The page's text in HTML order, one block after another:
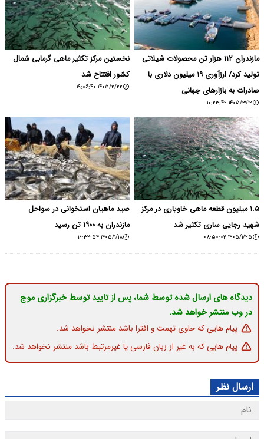
مازندران ۱۱۲ هزار تن محصولات شیلاتی
تولید کرد/ ارزآوری ۱۹ میلیون دلاری با
صادرات به بازارهای جهانی
۱۴۰۵/۳/۱۲ ۱۰:۲۳:۴۲
نخستین مرکز تکثیر ماهی گرمابی شمال
کشور افتتاح شد
۱۴۰۵/۲/۲۲ ۱۹:۰۶:۴۰
۱.۵ میلیون قطعه ماهی خاویاری در مرکز
شهید رجایی ساری تکثیر شد
۱۴۰۵/۱/۲۵ ۰۸:۵۰:۰۲
صید ماهیان استخوانی در سواحل
مازندران به ۱۹۰۰ تن رسید
۱۴۰۵/۱/۱۸ ۱۶:۳۲:۵۴
دیدگاه های ارسال شده توسط شما، پس از تایید توسط خبرگزاری موج
در وب منتشر خواهد شد.
پیام هایی که حاوی تهمت و افترا باشد منتشر نخواهد شد.
پیام هایی که به غیر از زبان فارسی یا غیرمرتبط باشد منتشر نخواهد شد.
ارسال نظر